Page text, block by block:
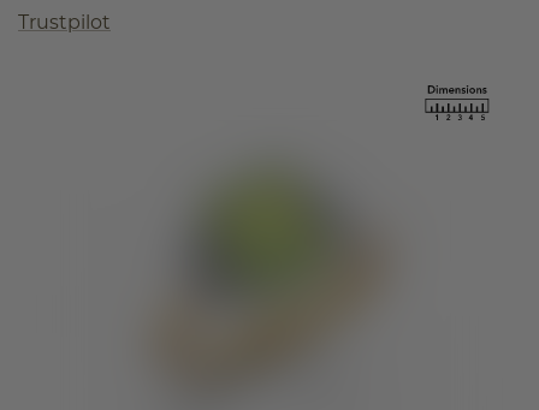
Trustpilot